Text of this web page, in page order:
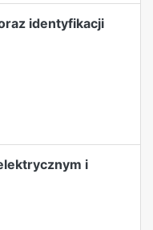
identyfikacji
i